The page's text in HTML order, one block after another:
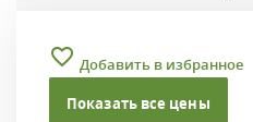
Добавить в избранное
Показать все цены